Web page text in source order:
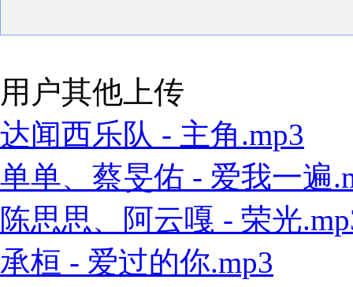
用户其他上传
达闻西乐队 - 主角.mp3
单单、蔡旻佑 - 爱我一遍
陈思思、阿云嘎 - 荣光
承桓 - 爱过的你.mp3